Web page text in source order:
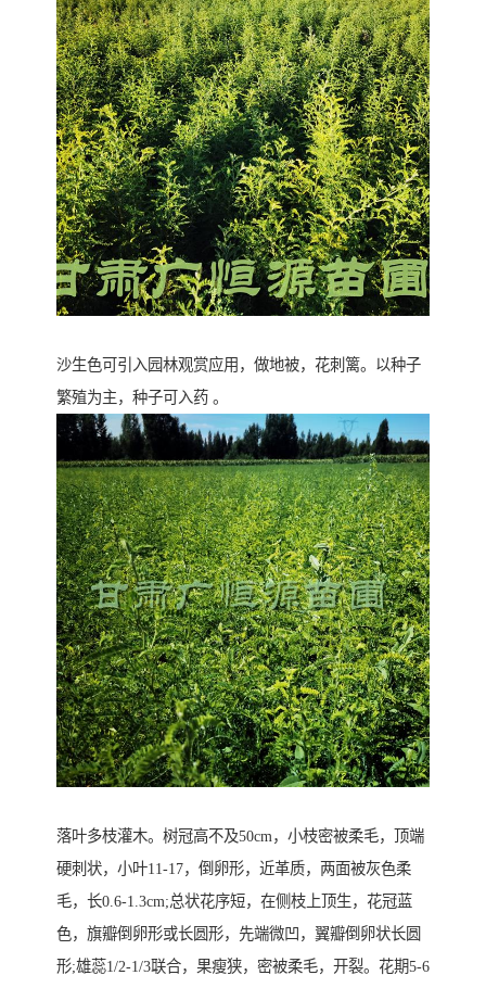
沙生色可引入园林观赏应用，做地被，花刺篱。以种子
繁殖为主，种子可入药 。
落叶多枝灌木。树冠高不及50cm，小枝密被柔毛，顶端
硬刺状，小叶11-17，倒卵形，近革质，两面被灰色柔
毛，长0.6-1.3cm;总状花序短，在侧枝上顶生，花冠蓝
色，旗瓣倒卵形或长圆形，先端微凹，翼瓣倒卵状长圆
形;雄蕊1/2-1/3联合，果瘦狭，密被柔毛，开裂。花期5-6